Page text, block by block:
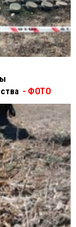
- ФОТО